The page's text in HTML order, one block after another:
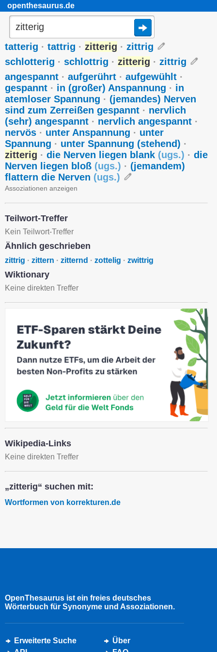
openthesaurus.de
tatterig · tattrig · zitterig · zittrig
schlotterig · schlottrig · zitterig · zittrig
angespannt · aufgerührt · aufgewühlt ·
gespannt · in (großer) Anspannung · in
atemloser Spannung · (jemandes) Nerven
sind zum Zerreißen gespannt · nervlich
(sehr) angespannt · nervlich angespannt ·
nervös · unter Anspannung · unter
Spannung · unter Spannung (stehend) ·
zitterig · die Nerven liegen blank (ugs.) · die
Nerven liegen bloß (ugs.) · (jemandem)
flattern die Nerven (ugs.)
Assoziationen anzeigen
Teilwort-Treffer
Kein Teilwort-Treffer
Ähnlich geschrieben
zittrig · zittern · zitternd · zottelig · zwittrig
Wiktionary
Keine direkten Treffer
Wikipedia-Links
Keine direkten Treffer
„zitterig“ suchen mit:
Wortformen von korrekturen.de
OpenThesaurus ist ein freies deutsches
Wörterbuch für Synonyme und Assoziationen.
Erweiterte Suche
Über